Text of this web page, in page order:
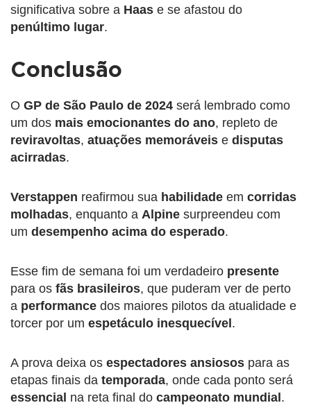
significativa sobre a Haas e se afastou do
penúltimo lugar.
Conclusão
O GP de São Paulo de 2024 será lembrado como
um dos mais emocionantes do ano, repleto de
reviravoltas, atuações memoráveis ​​e disputas
acirradas.
Verstappen reafirmou sua habilidade em corridas
molhadas, enquanto a Alpine surpreendeu com
um desempenho acima do esperado.
Esse fim de semana foi um verdadeiro presente
para os fãs brasileiros, que puderam ver de perto
a performance dos maiores pilotos da atualidade e
torcer por um espetáculo inesquecível.
A prova deixa os espectadores ansiosos para as
etapas finais da temporada, onde cada ponto será
essencial na reta final do campeonato mundial.